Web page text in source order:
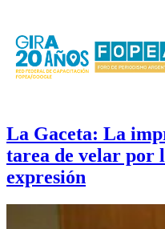
La Gaceta: La
tarea de velar por
expresión